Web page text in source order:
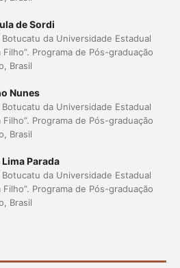
de Sordi
da Universidade Estadual
Programa de Pós-graduação
Brasil
Nunes
da Universidade Estadual
Programa de Pós-graduação
Brasil
Parada
da Universidade Estadual
Programa de Pós-graduação
Brasil